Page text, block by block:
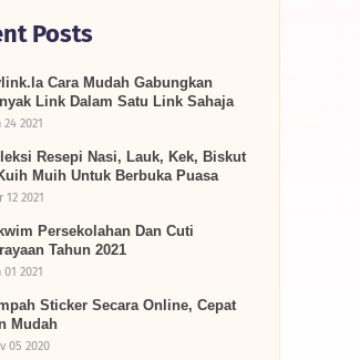
Posts
Cara Mudah Gabungkan
Link Dalam Satu Link Sahaja
24 2021
Resepi Nasi, Lauk, Kek, Biskut
Muih Untuk Berbuka Puasa
12 2021
Persekolahan Dan Cuti
Tahun 2021
01 2021
Sticker Secara Online, Cepat
Mudah
05 2020